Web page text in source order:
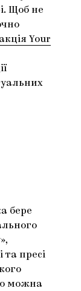
Щоб не
Your
бере
та пресі
можна